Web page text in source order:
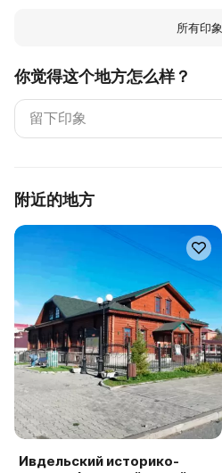
所有印象
你觉得这个地方怎么样？
附近的地方
Ивдельский историко-